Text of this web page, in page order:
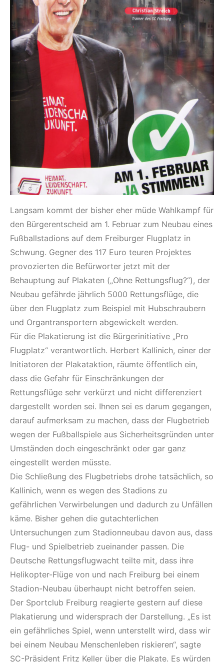
Langsam kommt der bisher eher müde Wahlkampf für
den Bürgerentscheid am 1. Februar zum Neubau eines
Fußballstadions auf dem Freiburger Flugplatz in
Schwung. Gegner des 117 Euro teuren Projektes
provozierten die Befürworter jetzt mit der
Behauptung auf Plakaten („Ohne Rettungsflug?“), der
Neubau gefährde jährlich 5000 Rettungsflüge, die
über den Flugplatz zum Beispiel mit Hubschraubern
und Organtransportern abgewickelt werden.
Für die Plakatierung ist die Bürgerinitiative „Pro
Flugplatz“ verantwortlich. Herbert Kallinich, einer der
Initiatoren der Plakataktion, räumte öffentlich ein,
dass die Gefahr für Einschränkungen der
Rettungsflüge sehr verkürzt und nicht differenziert
dargestellt worden sei. Ihnen sei es darum gegangen,
darauf aufmerksam zu machen, dass der Flugbetrieb
wegen der Fußballspiele aus Sicherheitsgründen unter
Umständen doch eingeschränkt oder gar ganz
eingestellt werden müsste.
Die Schließung des Flugbetriebs drohe tatsächlich, so
Kallinich, wenn es wegen des Stadions zu
gefährlichen Verwirbelungen und dadurch zu Unfällen
käme. Bisher gehen die gutachterlichen
Untersuchungen zum Stadionneubau davon aus, dass
Flug- und Spielbetrieb zueinander passen. Die
Deutsche Rettungsflugwacht teilte mit, dass ihre
Helikopter-Flüge von und nach Freiburg bei einem
Stadion-Neubau überhaupt nicht betroffen seien.
Der Sportclub Freiburg reagierte gestern auf diese
Plakatierung und widersprach der Darstellung. „Es ist
ein gefährliches Spiel, wenn unterstellt wird, dass wir
bei einem Neubau Menschenleben riskieren“, sagte
SC-Präsident Fritz Keller über die Plakate. Es würden